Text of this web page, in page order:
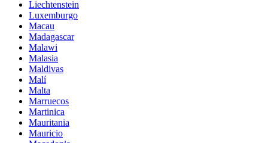
Liechtenstein
Luxemburgo
Macau
Madagascar
Malawi
Malasia
Maldivas
Malí
Malta
Marruecos
Martinica
Mauritania
Mauricio